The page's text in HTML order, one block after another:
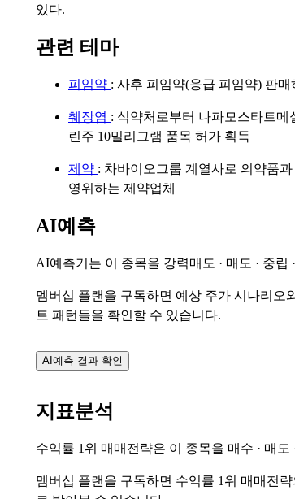
있다.
관련 테마
피임약 : 사후 피임약(응급 피임약) 판매
췌장염 : 식약처로부터 나파모스타트메
린주 10밀리그램 품목 허가 획득
제약 : 차바이오그룹 계열사로 의약품
영위하는 제약업체
AI예측
AI예측기는 이 종목을 강력매도 · 매도 · 중립
멤버십 플랜을 구독하면 예상 주가 시나리오
트 패턴들을 확인할 수 있습니다.
AI예측 결과 확인
지표분석
수익률 1위 매매전략은 이 종목을 매수 · 매도
멤버십 플랜을 구독하면 수익률 1위 매매전